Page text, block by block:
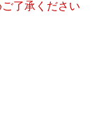
了承ください